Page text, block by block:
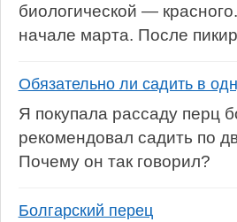
биологической —
начале марта. После
Обязательно ли садить в
Я покупала рассаду перц
рекомендовал садить по
Почему он так говорил?
Болгарский перец